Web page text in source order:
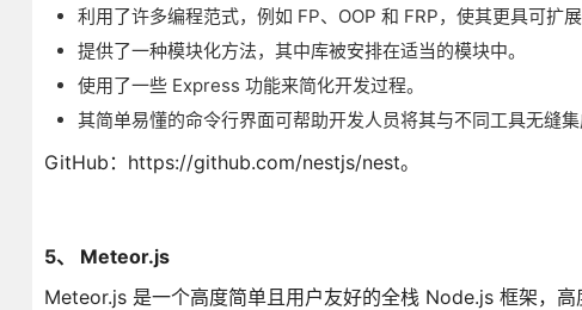
利用了许多编程范式，例如 FP、OOP 和 FRP，使其更具可扩展
提供了一种模块化方法，其中库被安排在适当的模块中。
使用了一些 Express 功能来简化开发过程。
其简单易懂的命令行界面可帮助开发人员将其与不同工具无缝集
GitHub：https://github.com/nestjs/nest。
5、 Meteor.js
Meteor.js 是一个高度简单且用户友好的全栈 Node.js 框架，